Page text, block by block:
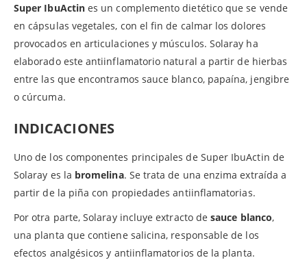
Super IbuActines un complemento dietético que se vende
en cápsulas vegetales, con el fin de calmar los dolores
provocados en articulaciones y músculos. Solaray ha
elaborado este antiinflamatorio natural a partir de hierbas
entre las que encontramos sauce blanco, papaína, jengibre
o cúrcuma.
INDICACIONES
Uno de los componentes principales de Super IbuActin de
Solaray es la bromelina. Se trata de una enzima extraída a
partir de la piña con propiedades antiinflamatorias.
Por otra parte, Solaray incluye extracto desauce blanco,
una planta que contiene salicina, responsable de los
efectos analgésicos y antiinflamatorios de la planta.